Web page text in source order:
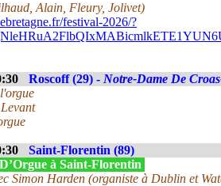
Alain, Fleury, Jolivet)
festival-2026/?
Roscoff (29) - Notre-Dame De
Saint-Florentin (89)
à Saint-Florentin
Simon Harden (organiste à Dublin et